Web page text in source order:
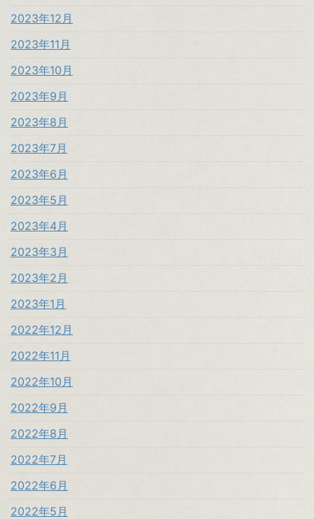
2023年12月
2023年11月
2023年10月
2023年9月
2023年8月
2023年7月
2023年6月
2023年5月
2023年4月
2023年3月
2023年2月
2023年1月
2022年12月
2022年11月
2022年10月
2022年9月
2022年8月
2022年7月
2022年6月
2022年5月